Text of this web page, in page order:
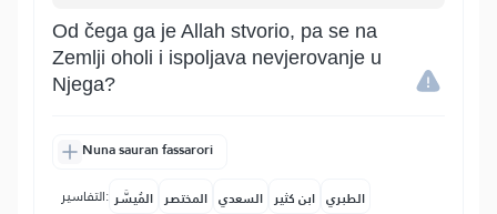
Od čega ga je Allah stvorio, pa se na
Zemlji oholi i ispoljava nevjerovanje u
Njega?
Nuna sauran fassarori
التفاسير: المُيسَّر المختصر السعدي ابن كثير الطبري